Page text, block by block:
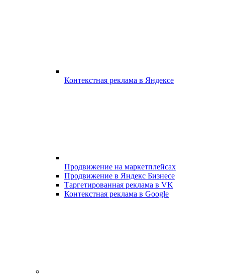
Контекстная реклама в Яндексе
Продвижение на маркетплейсах
Продвижение в Яндекс Бизнесе
Таргетированная реклама в VK
Контекстная реклама в Google